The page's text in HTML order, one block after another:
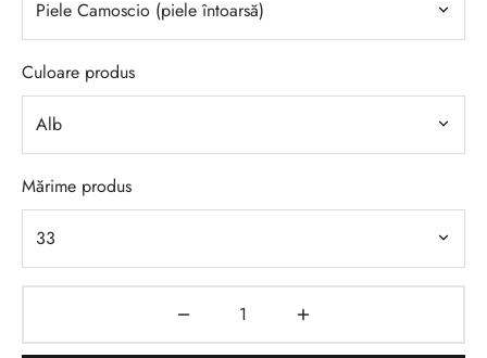
Culoare produs
Mărime produs